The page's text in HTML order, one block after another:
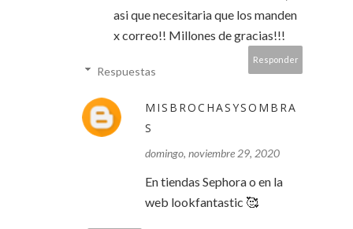
asi que necesitaria que los manden
x correo!! Millones de gracias!!!
Responder
Respuestas
MISBROCHASYSOMBRA
S
domingo, noviembre 29, 2020
En tiendas Sephora o en la
web lookfantastic 🥰